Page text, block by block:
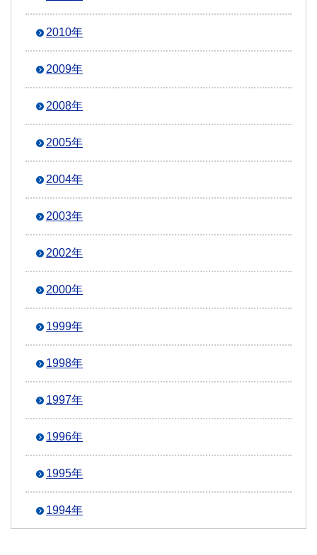
2010年
2009年
2008年
2005年
2004年
2003年
2002年
2000年
1999年
1998年
1997年
1996年
1995年
1994年